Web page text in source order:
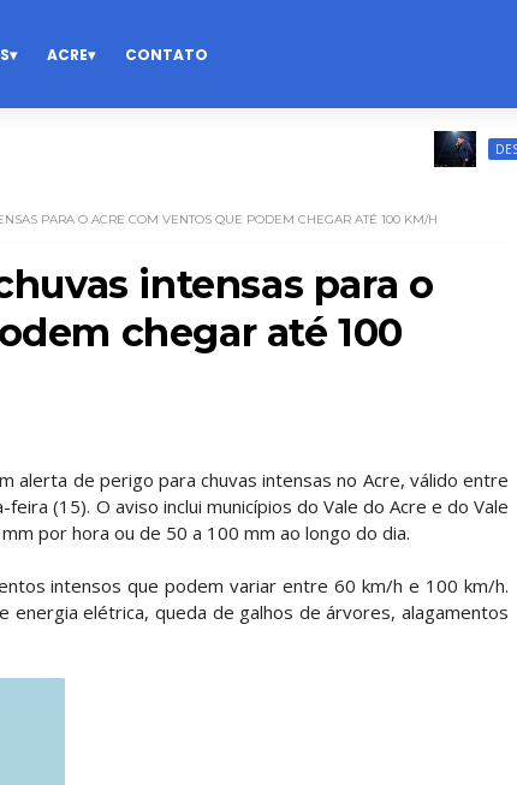
ACRE CONTATO
DESTAQUES
PARA O ACRE COM VENTOS QUE PODEM CHEGAR ATÉ 100 KM/H
intensas para o
chegar até 100
alerta de perigo para chuvas intensas no Acre, válido entre
(15). O aviso inclui municípios do Vale do Acre e do Vale
por hora ou de 50 a 100 mm ao longo do dia.
intensos que podem variar entre 60 km/h e 100 km/h.
energia elétrica, queda de galhos de árvores, alagamentos